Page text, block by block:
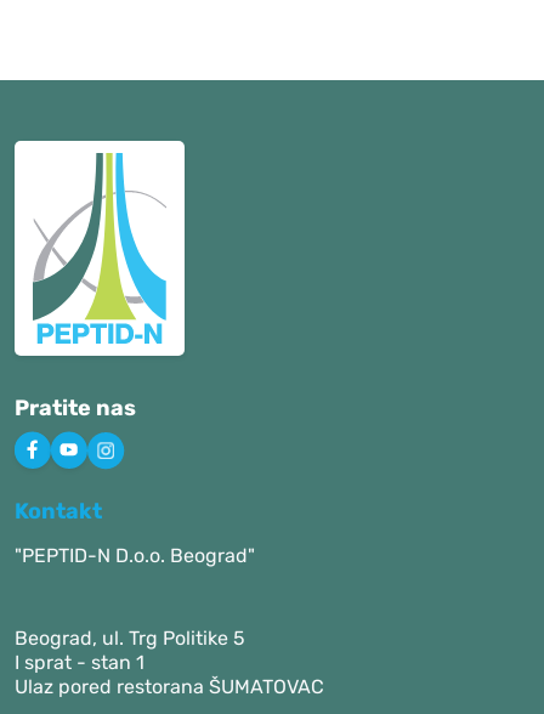
Pratite nas
Kontakt
"PEPTID-N D.o.o. Beograd"
Beograd, ul. Trg Politike 5
I sprat - stan 1
Ulaz pored restorana ŠUMATOVAC